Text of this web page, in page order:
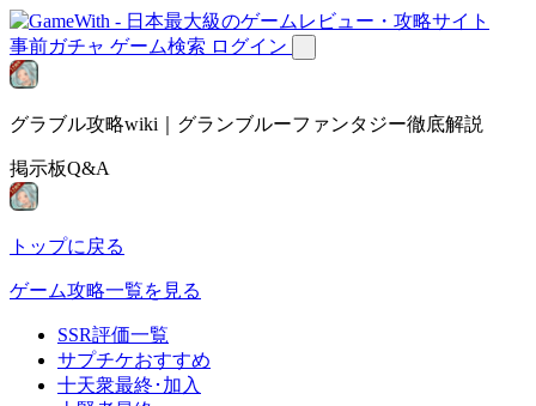
事前ガチャ ゲーム検索 ログイン
グラブル攻略wiki｜グランブルーファンタジー徹底解説
掲示板Q&A
トップに戻る
ゲーム攻略一覧を見る
SSR評価一覧
サプチケおすすめ
十天衆最終･加入